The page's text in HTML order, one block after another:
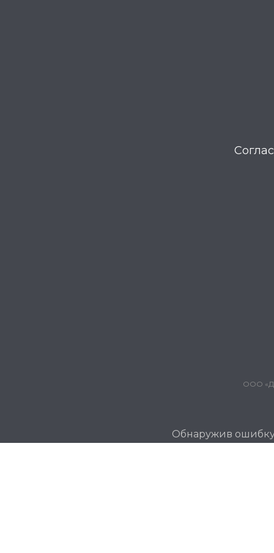
ООО
Обнаружив ошибку